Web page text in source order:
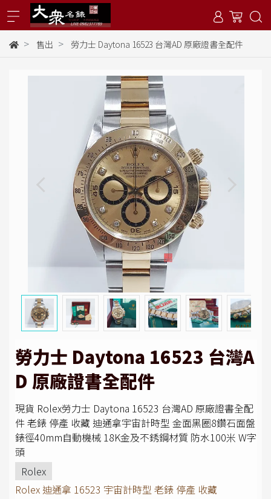
售出 勞力士 Daytona 16523 台灣AD 原廠證書全配件
勞力士 Daytona 16523 台灣A
D 原廠證書全配件
現貨 Rolex勞力士 Daytona 16523 台灣AD 原廠證書全配
件 老錶 停產 收藏 迪通拿宇宙計時型 金面黑圈8鑽石面盤
錶徑40mm自動機械 18K金及不銹鋼材質 防水100米 W字
頭
Rolex
Rolex 迪通拿 16523 宇宙計時型 老錶 停產 收藏